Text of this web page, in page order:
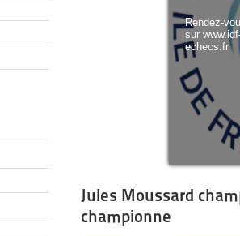
Rendez-
sur
echecs.fr
Jules Moussard
championne